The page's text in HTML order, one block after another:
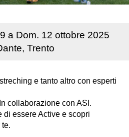
a Dom. 12 ottobre 2025
Trento
e tanto altro con esperti
collaborazione con ASI.
di essere Active e scopri
te.